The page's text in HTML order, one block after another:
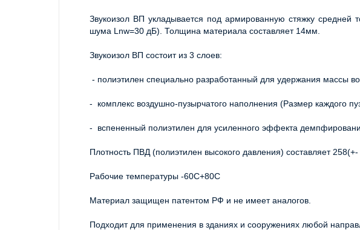
Звукоизол ВП укладывается под армированную стяжку
шума Lnw=30 дБ). Толщина материала составляет 14мм.
Звукоизол ВП состоит из 3 слоев:
- полиэтилен специально разработанный для удержания массы
-  комплекс воздушно-пузырчатого наполнения (Размер каждого
-  вспененный полиэтилен для усиленного эффекта
Плотность ПВД (полиэтилен высокого давления) составляет
Рабочие температуры -60С+80С
Материал защищен патентом РФ и не имеет аналогов.
Подходит для применения в зданиях и сооружениях любой